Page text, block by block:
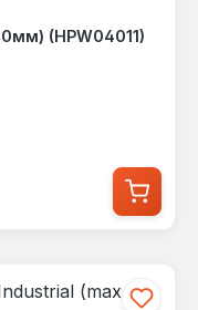
(HPW04011)